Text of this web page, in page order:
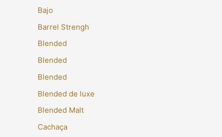
Bajo
Barrel Strengh
Blended
Blended
Blended
Blended de luxe
Blended Malt
Cachaça